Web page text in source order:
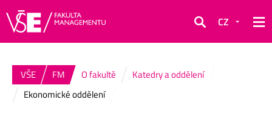
Hledat
CZ
VŠE FM O fakultě
Katedry a oddělení
Ekonomické oddělení